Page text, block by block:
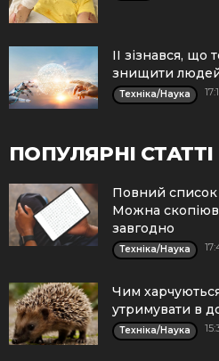
ІІ зізнався,
знищити людей,
Техніка/Наука
ПОПУЛЯРНІ СТАТТІ
Повний список
Можна
завгодно
Техніка/Наука
Чим
утримувати в
Техніка/Наука